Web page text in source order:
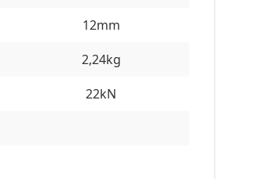
12mm
2,24kg
22kN